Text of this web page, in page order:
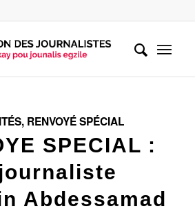
, RENVOYÉ SPÉCIAL
SPECIAL :
Abdessamad